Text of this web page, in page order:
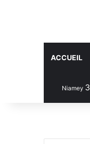
ACCUEIL
Niamey